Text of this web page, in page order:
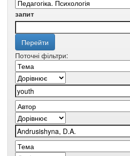
запит
Поточні фільтри: